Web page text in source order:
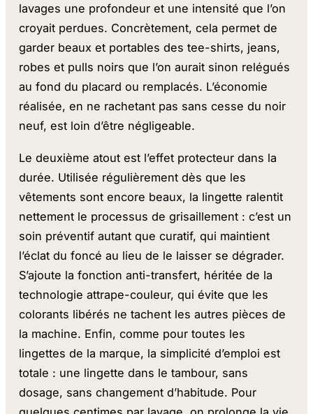
lavages une profondeur et une intensité que l’on
croyait perdues. Concrètement, cela permet de
garder beaux et portables des tee-shirts, jeans,
robes et pulls noirs que l’on aurait sinon relégués
au fond du placard ou remplacés. L’économie
réalisée, en ne rachetant pas sans cesse du noir
neuf, est loin d’être négligeable.
Le deuxième atout est l’effet protecteur dans la
durée. Utilisée régulièrement dès que les
vêtements sont encore beaux, la lingette ralentit
nettement le processus de grisaillement : c’est un
soin préventif autant que curatif, qui maintient
l’éclat du foncé au lieu de le laisser se dégrader.
S’ajoute la fonction anti-transfert, héritée de la
technologie attrape-couleur, qui évite que les
colorants libérés ne tachent les autres pièces de
la machine. Enfin, comme pour toutes les
lingettes de la marque, la simplicité d’emploi est
totale : une lingette dans le tambour, sans
dosage, sans changement d’habitude. Pour